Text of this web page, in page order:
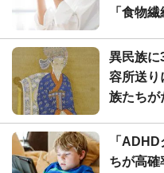
「食物
異民族に
容所送り
族たちが
「
ちが高確